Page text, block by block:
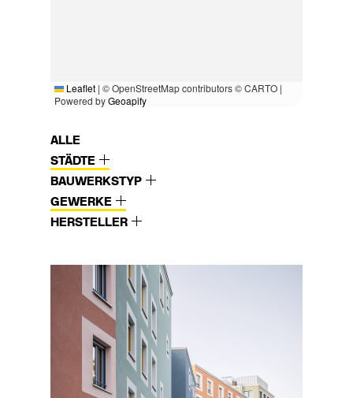
Leaflet | © OpenStreetMap contributors © CARTO |
Powered byGeoapify
ALLE
STÄDTE
BAUWERKSTYP
GEWERKE
HERSTELLER